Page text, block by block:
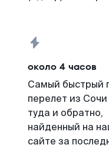
около 4 часов
Самый быстрый
перелет из
туда и обратно,
найденный на
сайте за